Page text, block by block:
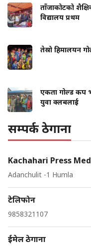
ताँजाकोटको
विद्यालय प्रथम
तेस्रो हिमालयन
एकता गोल्ड कप
युवा क्लबलाई
सम्पर्क ठेगाना
Kachahari Press
Adanchulit -1 Humla
टेलिफोन
9858321107
ईमेल ठेगाना